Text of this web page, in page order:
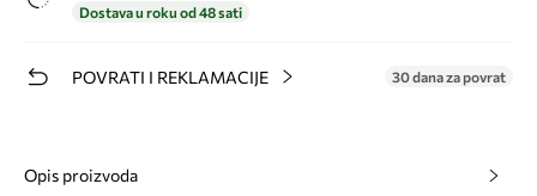
Dostava u roku od 48 sati
POVRATI I REKLAMACIJE 30 dana za povrat
Opis proizvoda